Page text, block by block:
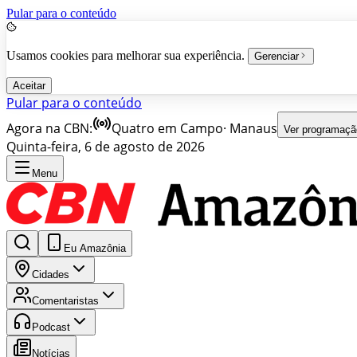
Pular para o conteúdo
Usamos cookies para melhorar sua experiência. Gerenciar
Aceitar
Pular para o conteúdo
Agora na CBN:
Quatro em Campo· Manaus Ver
Quinta-feira, 6 de agosto de 2026
Menu
Eu Amazônia
Cidades
Comentaristas
Podcast
Notícias